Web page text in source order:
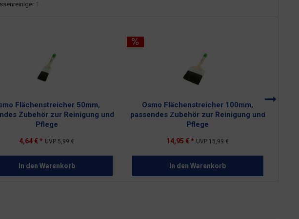
1
Flächenstreicher 50mm,
Zubehör zur Reinigung und
Pflege
4,64 € * UVP 5,99 €
In den Warenkorb
Osmo Flächenstreicher 100mm,
passendes Zubehör zur Reinigung und
Pflege
14,95 € * UVP 15,99 €
In den Warenkorb